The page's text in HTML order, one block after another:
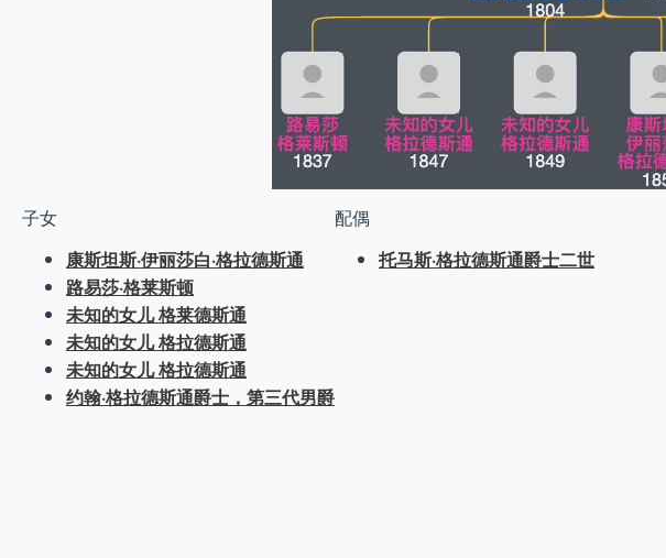
子女
康斯坦斯·伊丽莎白·格拉德斯通
路易莎·格莱斯顿
未知的女儿 格莱德斯通
未知的女儿 格拉德斯通
未知的女儿 格拉德斯通
约翰·格拉德斯通爵士，第三代男爵
配偶
托马斯·格拉德斯通爵士二世